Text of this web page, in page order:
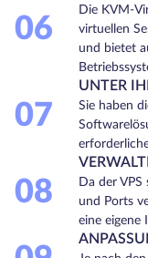
06
Die KVM-
virtuellen
und bietet
07
UNTER
Sie haben
08
Da der VPS
und Ports
eine eigene